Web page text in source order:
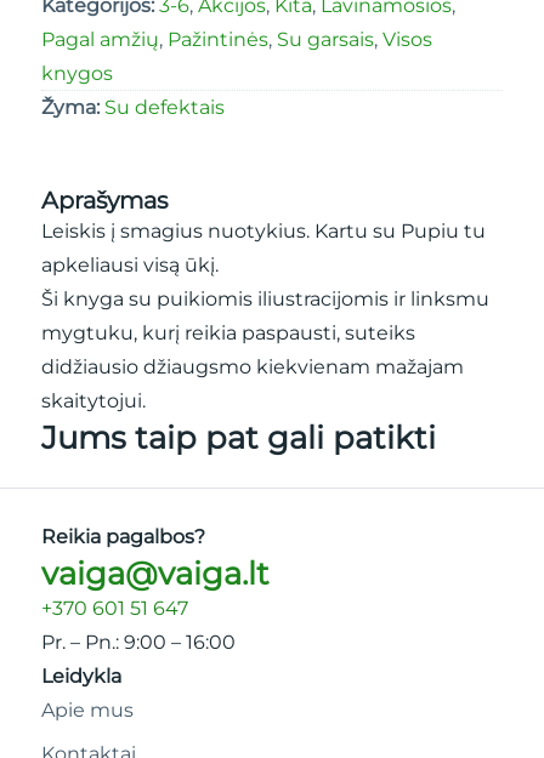
Kategorijos: 3-6, Akcijos, Kita, Lavinamosios,
Pagal amžių, Pažintinės, Su garsais, Visos
knygos
Žyma: Su defektais
Aprašymas
Leiskis į smagius nuotykius. Kartu su Pupiu tu
apkeliausi visą ūkį.
Ši knyga su puikiomis iliustracijomis ir linksmu
mygtuku, kurį reikia paspausti, suteiks
didžiausio džiaugsmo kiekvienam mažajam
skaitytojui.
Jums taip pat gali patikti
Reikia pagalbos?
vaiga@vaiga.lt
+370 601 51 647
Pr. – Pn.: 9:00 – 16:00
Leidykla
Apie mus